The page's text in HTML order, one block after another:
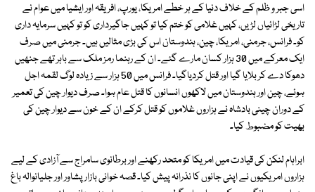
اسی جبر و ظلم کے خلاف دنیا کے ہر خطے امریکا، یورپ، افریقہ اور ایشیا میں عوام نے
تاریخی لڑائیاں لڑیں، کہیں غلامی کو ختم کیا تو کہیں جاگیرداری کو تو کہیں سرمایہ داری
کو۔ فرانس، جرمنی، امریکا، چین، ہندوستان اس کی بڑی مثالیں ہیں۔ جرمنی میں صرف
ایک معرکے میں 30 ہزار کسان مارے گئے۔ ان کے رہنما رمز ملک سے باہر تھے جنھیں
دھوکا دے کر بلایا گیا اور قتل کردیاگیا۔ فرانس میں 50 ہزار سے زیادہ لوگ لقمہ اجل
ہوئے، چین اور ہندوستان میں لاکھوں انسانوں کا قتل عام ہوا۔ صرف دیوار چین کی تعمیر
کے دوران چینی بادشاہ نے ہزاروں غلاموں کو قتل کرکے ان کے خون سے دیوار چین کی
بھیت کو مضبوط کیا۔
ابراہام لنکن کی قیادت میں امریکا کو متحد رکھنے اور برطانوی سامراج سے آزادی کے لیے
ہزاروں امریکیوں نے اپنی جانوں کا نذرانہ پیش کیا۔ قصہ خوانی بازار پشاور اور جلیانوالہ باغ